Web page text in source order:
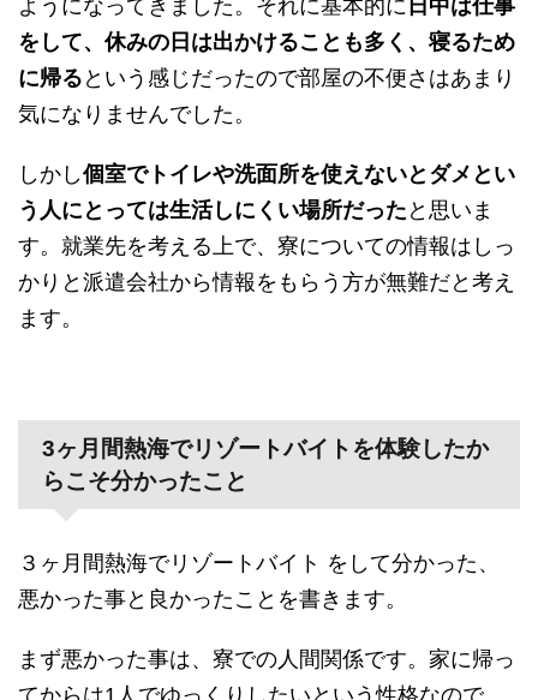
ようになってきました。それに基本的に 日中は仕事
をして、休みの日は出かけることも多く、寝るため
に帰る という感じだったので部屋の不便さはあまり
気になりませんでした。
しかし個室でトイレや洗面所を使えないとダメとい
う人にとっては生活しにくい場所だった と思いま
す。就業先を考える上で、寮についての情報はしっ
かりと派遣会社から情報をもらう方が無難だと考え
ます。
3ヶ月間熱海でリゾートバイトを体験したか
らこそ分かったこと
３ヶ月間熱海でリゾートバイト をして分かった、
悪かった事と良かったことを書きます。
まず悪かった事は、寮での人間関係です。家に帰っ
てからは1人でゆっくりしたいという性格なので、